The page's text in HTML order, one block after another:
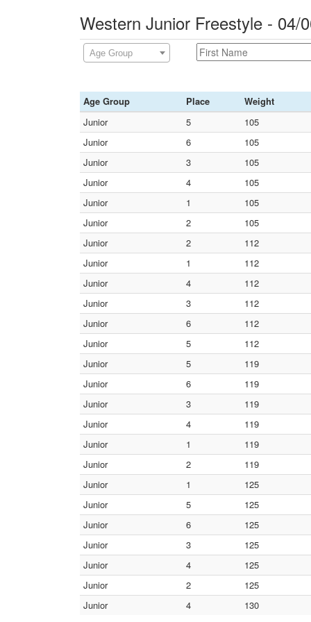
Western Junior Freestyle - 04/
Age Group
Age Group Place
Weight
Junior
5
105
Junior
6
105
Junior
3
105
Junior
4
105
Junior
1
105
Junior
2
105
Junior
2
112
Junior
1
112
Junior
4
112
Junior
3
112
Junior
6
112
Junior
5
112
Junior
5
119
Junior
6
119
Junior
3
119
Junior
4
119
Junior
1
119
Junior
2
119
Junior
1
125
Junior
5
125
Junior
6
125
Junior
3
125
Junior
4
125
Junior
2
125
Junior
4 130